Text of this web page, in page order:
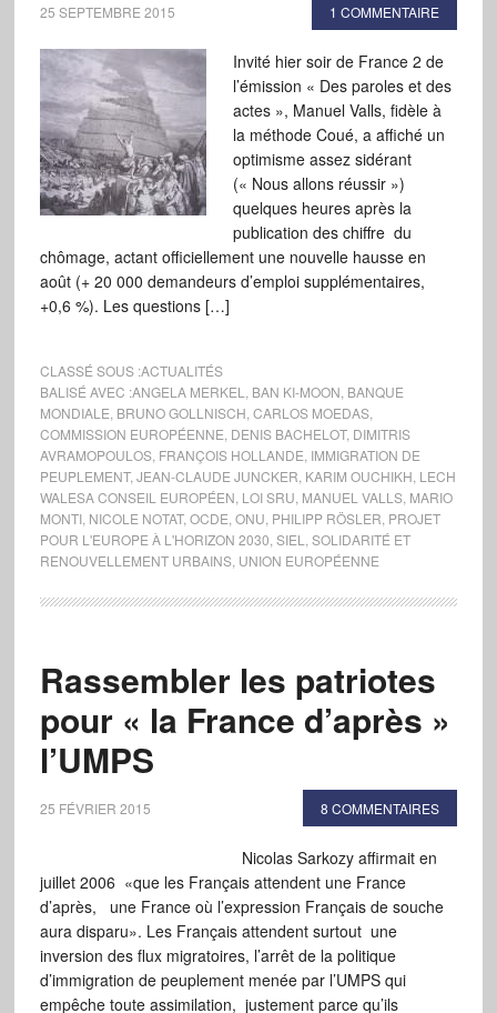
25 SEPTEMBRE 2015 1 COMMENTAIRE
Invité hier soir de France 2 de
l’émission « Des paroles et des
actes », Manuel Valls, fidèle à
la méthode Coué, a affiché un
optimisme assez sidérant
(« Nous allons réussir »)
quelques heures après la
publication des chiffre du
chômage, actant officiellement une nouvelle hausse en
août (+ 20 000 demandeurs d’emploi supplémentaires,
+0,6 %). Les questions […]
CLASSÉ SOUS :ACTUALITÉS
BALISÉ AVEC :ANGELA MERKEL BAN KI-MOON BANQUE
MONDIALE BRUNO GOLLNISCH CARLOS MOEDAS,
COMMISSION EUROPÉENNE DENIS BACHELOT, DIMITRIS
AVRAMOPOULOS, FRANÇOIS HOLLANDE IMMIGRATION DE
PEUPLEMENT, JEAN-CLAUDE JUNCKER KARIM OUCHIKH LECH
WALESA CONSEIL EUROPÉEN LOI SRU MANUEL VALLS, MARIO
MONTI, NICOLE NOTAT, OCDE ONU PHILIPP RÖSLER PROJET
POUR L'EUROPE À L'HORIZON 2030 SIEL
SOLIDARITÉ ET
RENOUVELLEMENT URBAINS, UNION EUROPÉENNE
Rassembler les patriotes
pour « la France d’après »
l’UMPS
25 FÉVRIER 2015 8 COMMENTAIRES
Nicolas Sarkozy affirmait en
juillet 2006 «que les Français attendent une France
d’après, une France où l’expression Français de souche
aura disparu». Les Français attendent surtout une
inversion des flux migratoires, l’arrêt de la politique
d’immigration de peuplement menée par l’UMPS qui
empêche toute assimilation, justement parce qu’ils